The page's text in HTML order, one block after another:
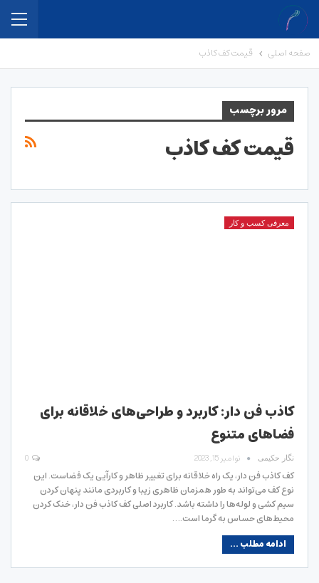
صفحه اصلی قیمت کف کاذب
مرور برچسب
قیمت کف کاذب
معرفی کسب و کار
کاذب فن دار: کاربرد و طراحی‌های خلاقانه برای
فضاهای متنوع
نگار حکیمی نوامبر 15, 2023
کف کاذب فن دار، یک راه خلاقانه برای تغییر ظاهر و کارآیی یک فضاست. این
نوع کف می‌تواند به‌ طور همزمان ظاهری زیبا و کاربردی مانند پنهان کردن
سیم کشی و لوله‌ها را داشته باشد. کاربرد اصلی کف کاذب فن دار، خنک کردن
محیط‌های حساس به گرما است.…
ادامه مطلب ...